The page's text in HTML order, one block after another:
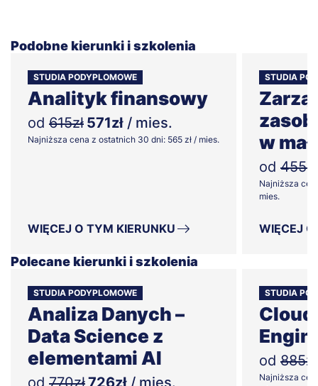
Podobne kierunki i szkolenia
STUDIA PODYPLOMOWE
Analityk finansowy
od 615zł 571zł / mies.
Najniższa cena z ostatnich 30 dni: 565 zł / mies.
WIĘCEJ O TYM KIERUNKU
STUDIA
w
od 455zł
Najniższa
mies.
WIĘCEJ
Polecane kierunki i szkolenia
STUDIA PODYPLOMOWE
Analiza Danych –
Data Science z
elementami AI
STUDIA
Cloud
od 885zł
Najniższa